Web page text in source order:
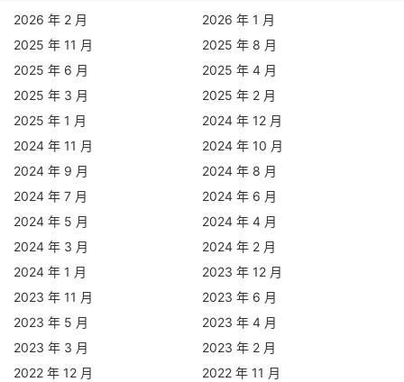
2026 年 2 月
2026 年 1 月
2025 年 11 月
2025 年 8 月
2025 年 6 月
2025 年 4 月
2025 年 3 月
2025 年 2 月
2025 年 1 月
2024 年 12 月
2024 年 11 月
2024 年 10 月
2024 年 9 月
2024 年 8 月
2024 年 7 月
2024 年 6 月
2024 年 5 月
2024 年 4 月
2024 年 3 月
2024 年 2 月
2024 年 1 月
2023 年 12 月
2023 年 11 月
2023 年 6 月
2023 年 5 月
2023 年 4 月
2023 年 3 月
2023 年 2 月
2022 年 12 月
2022 年 11 月